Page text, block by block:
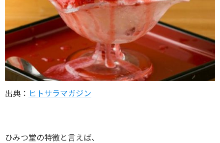
出典： ヒトサラマガジン
ひみつ堂の特徴と言えば、